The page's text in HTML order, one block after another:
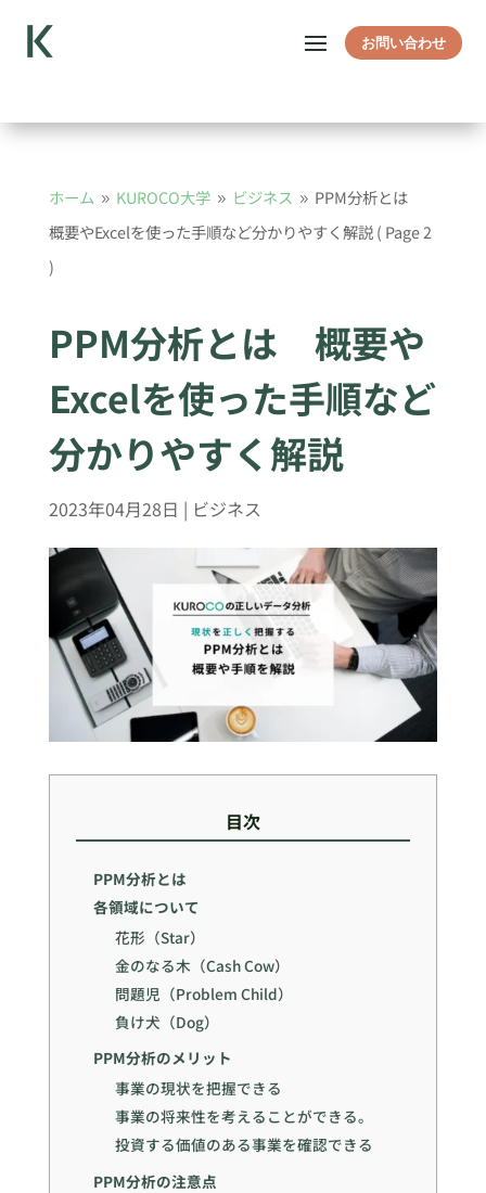
お問い合わせ
ホーム 9 KUROCO大学 9 ビジネス 9 PPM分析とは
概要やExcelを使った手順など分かりやすく解説( Page 2
)
PPM分析とは 概要や
Excelを使った手順など
分かりやすく解説
2023年04月28日 | ビジネス
目次
PPM分析とは
各領域について
花形（Star）
金のなる木（Cash Cow）
問題児（Problem Child）
負け犬（Dog）
PPM分析のメリット
事業の現状を把握できる
事業の将来性を考えることができる。
投資する価値のある事業を確認できる
PPM分析の注意点